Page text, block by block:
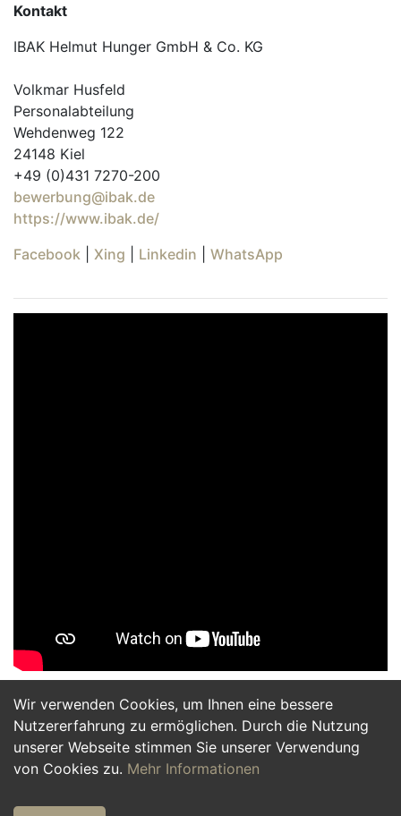
Wir verwenden Cookies, um Ihnen eine bessere
Nutzererfahrung zu ermöglichen. Durch die Nutzung
unserer Webseite stimmen Sie unserer Verwendung
von Cookies zu. Mehr Informationen
Kontakt
IBAK Helmut Hunger GmbH & Co. KG
Volkmar Husfeld
Personalabteilung
Wehdenweg 122
24148 Kiel
+49 (0)431 7270-200
bewerbung@ibak.de
https://www.ibak.de/
Facebook
Xing Linkedin WhatsApp
Jetzt Bewerben